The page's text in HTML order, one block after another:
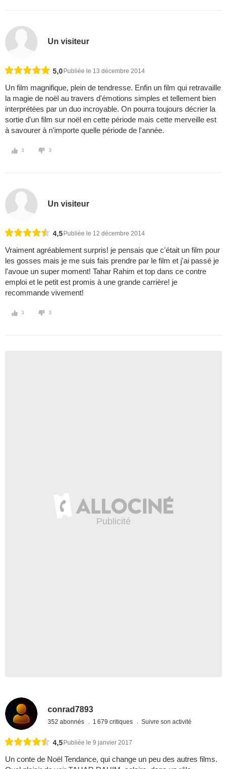
Un visiteur
5,0 Publiée le 13 décembre 2014
Un film magnifique, plein de tendresse. Enfin un film qui retravaille
la magie de noël au travers d'émotions simples et tellement bien
interprétées par un duo incroyable. On pourra toujours décrier la
sortie d'un film sur noël en cette période mais cette merveille est
à savourer à n'importe quelle période de l'année.
3 3
Un visiteur
4,5 Publiée le 12 décembre 2014
Vraiment agréablement surpris! je pensais que c'était un film pour
les gosses mais je me suis fais prendre par le film et j'ai passé je
l'avoue un super moment! Tahar Rahim et top dans ce contre
emploi et le petit est promis à une grande carrière! je
recommande vivement!
3 3
conrad7893
352 abonnés 1 679 critiques Suivre son activité
4,5 Publiée le 9 janvier 2017
Un conte de Noël Tendance, qui change un peu des autres films.